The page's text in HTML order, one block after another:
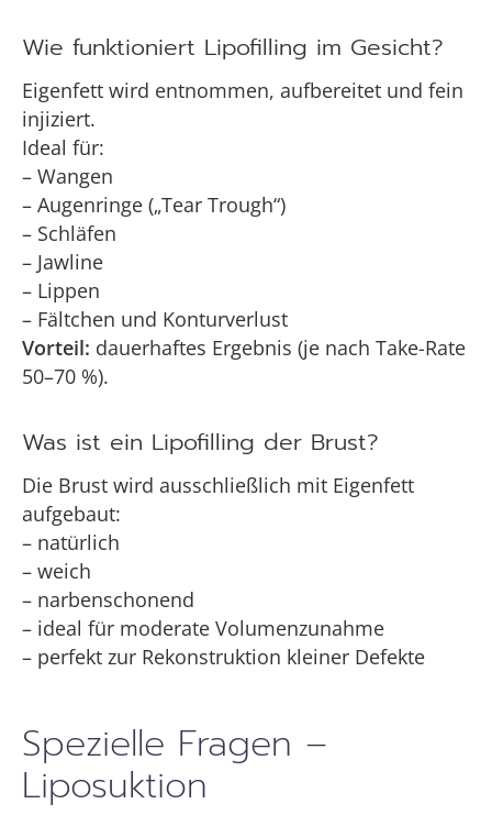
Wie funktioniert Lipofilling im Gesicht?
Eigenfett wird entnommen, aufbereitet und fein
injiziert.
Ideal für:
– Wangen
– Augenringe („Tear Trough“)
– Schläfen
– Jawline
– Lippen
– Fältchen und Konturverlust
Vorteil: dauerhaftes Ergebnis (je nach Take-Rate
50–70 %).
Was ist ein Lipofilling der Brust?
Die Brust wird ausschließlich mit Eigenfett
aufgebaut:
– natürlich
– weich
– narbenschonend
– ideal für moderate Volumenzunahme
– perfekt zur Rekonstruktion kleiner Defekte
Spezielle Fragen –
Liposuktion